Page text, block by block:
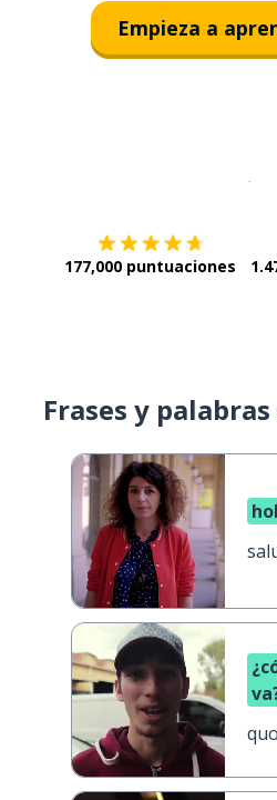
Empieza a
177,000 puntuaciones
Frases y